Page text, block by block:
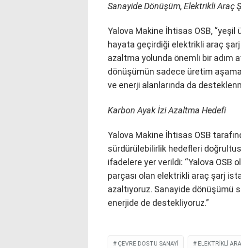
Sanayide Dönüşüm, Elektrikli Araç
Yalova Makine İhtisas OSB,
hayata geçirdiği elektrikli araç
azaltma yolunda önemli bir adım
dönüşümün sadece üretim
ve enerji alanlarında da
Karbon Ayak İzi Azaltma Hedefi
Yalova Makine İhtisas OSB
sürdürülebilirlik hedefleri
ifadelere yer verildi: “Yalova OSB
parçası olan elektrikli araç şarj
azaltıyoruz. Sanayide dönüşümü
enerjide de destekliyoruz.”
ÇEVRE DOSTU SANAYI ELEKTRIKLI